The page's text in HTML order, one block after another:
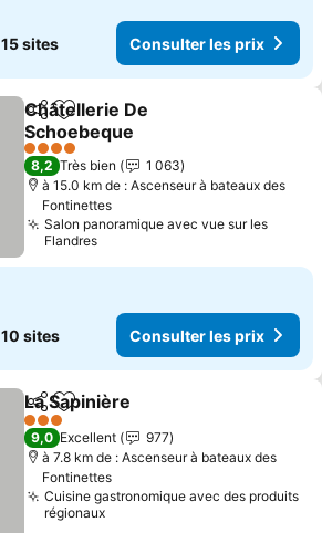
15 sites Consulter les prix
PartagerAjouter à mes favoris
Châtellerie De
Schoebeque
4 Étoiles
8,2 Très bien
1 063
à 15.0 km de : Ascenseur à bateaux des
Fontinettes
Salon panoramique avec vue sur les
Flandres
10 sites Consulter les prix
PartagerAjouter à mes favoris
La Sapinière
3 Étoiles
9,0 Excellent
977
à 7.8 km de : Ascenseur à bateaux des
Fontinettes
Cuisine gastronomique avec des produits
régionaux